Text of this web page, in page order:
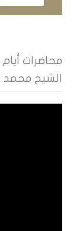
الكتب
محاضرات
الشيخ محمد